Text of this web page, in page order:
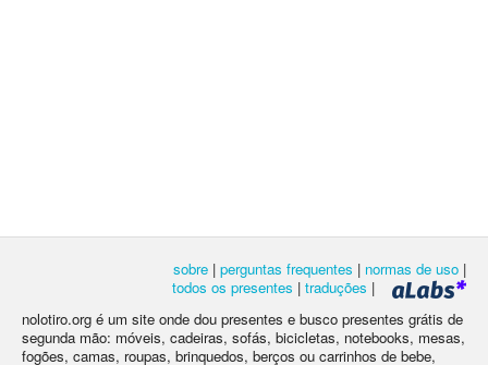
sobre | perguntas frequentes | normas de uso |
todos os presentes | traduções |
nolotiro.org é um site onde dou presentes e busco presentes grátis de
segunda mão: móveis, cadeiras, sofás, bicicletas, notebooks, mesas,
fogões, camas, roupas, brinquedos, berços ou carrinhos de bebe,